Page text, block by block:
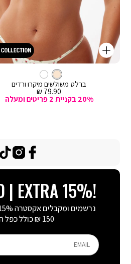
קנייה
מהירה
צבע
קרם
ברלט משולשים מיקרו ורדים
מחיר
מכירה
79.90 ₪
20% בקניית 2 פריטים ומעלה
ברלט
| EXTRA 15%!
150 ₪ כולל כפל הנחות
EMAIL